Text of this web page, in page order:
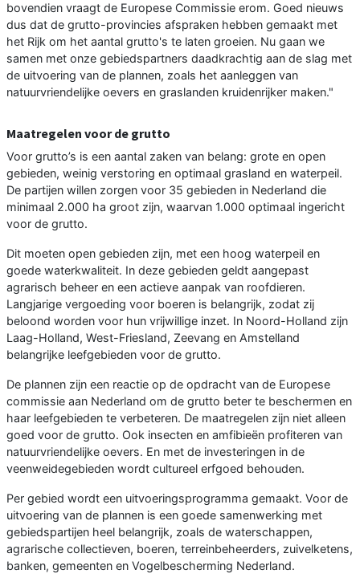
bovendien vraagt de Europese Commissie erom. Goed nieuws
dus dat de grutto-provincies afspraken hebben gemaakt met
het Rijk om het aantal grutto's te laten groeien. Nu gaan we
samen met onze gebiedspartners daadkrachtig aan de slag met
de uitvoering van de plannen, zoals het aanleggen van
natuurvriendelijke oevers en graslanden kruidenrijker maken."
Maatregelen voor de grutto
Voor grutto’s is een aantal zaken van belang: grote en open
gebieden, weinig verstoring en optimaal grasland en waterpeil.
De partijen willen zorgen voor 35 gebieden in Nederland die
minimaal 2.000 ha groot zijn, waarvan 1.000 optimaal ingericht
voor de grutto.
Dit moeten open gebieden zijn, met een hoog waterpeil en
goede waterkwaliteit. In deze gebieden geldt aangepast
agrarisch beheer en een actieve aanpak van roofdieren.
Langjarige vergoeding voor boeren is belangrijk, zodat zij
beloond worden voor hun vrijwillige inzet. In Noord-Holland zijn
Laag-Holland, West-Friesland, Zeevang en Amstelland
belangrijke leefgebieden voor de grutto.
De plannen zijn een reactie op de opdracht van de Europese
commissie aan Nederland om de grutto beter te beschermen en
haar leefgebieden te verbeteren. De maatregelen zijn niet alleen
goed voor de grutto. Ook insecten en amfibieën profiteren van
natuurvriendelijke oevers. En met de investeringen in de
veenweidegebieden wordt cultureel erfgoed behouden.
Per gebied wordt een uitvoeringsprogramma gemaakt. Voor de
uitvoering van de plannen is een goede samenwerking met
gebiedspartijen heel belangrijk, zoals de waterschappen,
agrarische collectieven, boeren, terreinbeheerders, zuivelketens,
banken, gemeenten en Vogelbescherming Nederland.